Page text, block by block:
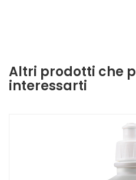
Altri prodotti che
interessarti